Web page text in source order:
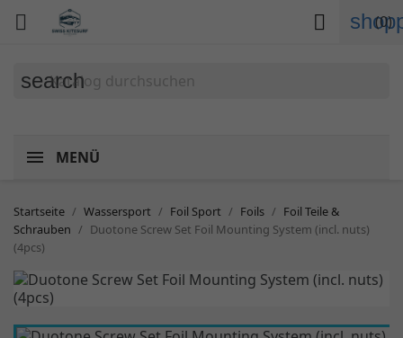
 (0)

search
MENÜ
Startseite Wassersport Foil Sport Foils
Foil Teile &
Schrauben
Duotone Screw Set Foil Mounting System (incl. nuts)
(4pcs)